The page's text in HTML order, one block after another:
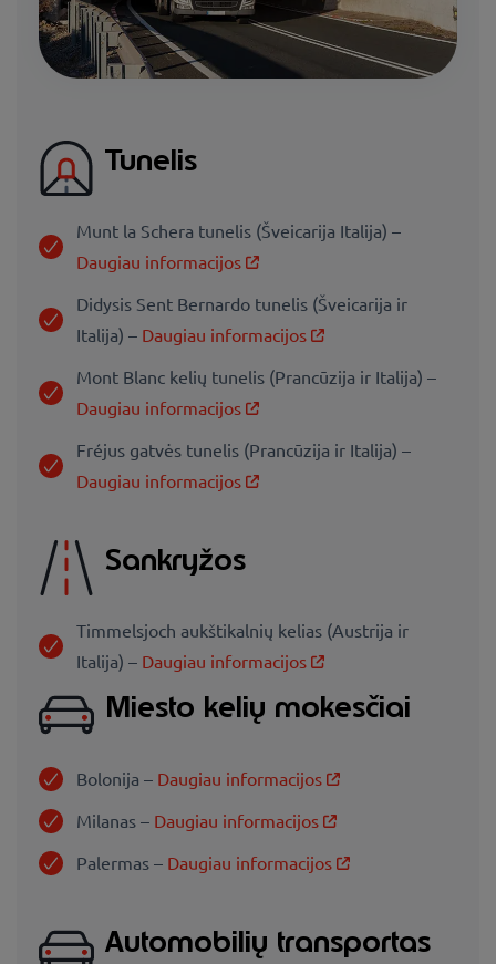
Tunelis
Munt la Schera tunelis (Šveicarija Italija) –
Daugiau informacijos
Didysis Sent Bernardo tunelis (Šveicarija ir
Italija) – Daugiau informacijos
Mont Blanc kelių tunelis (Prancūzija ir Italija) –
Daugiau informacijos
Fréjus gatvės tunelis (Prancūzija ir Italija) –
Daugiau informacijos
Sankryžos
Timmelsjoch aukštikalnių kelias (Austrija ir
Italija) – Daugiau informacijos
Miesto kelių mokesčiai
Bolonija – Daugiau informacijos
Milanas – Daugiau informacijos
Palermas – Daugiau informacijos
Automobilių transportas